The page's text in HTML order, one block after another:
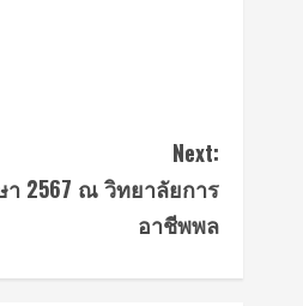
Next:
2567 ณ วิทยาลัยการ
อาชีพพล